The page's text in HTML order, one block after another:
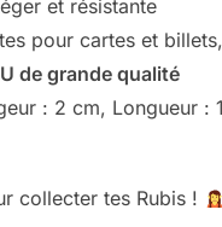
et résistante
pour cartes et
de grande qualité
: 2 cm, Longueur :
collecter tes Rubis !